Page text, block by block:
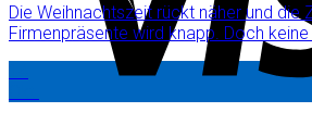
Die Weihnachtszeit rückt näher und die
Firmenpräsente wird knapp. Doch